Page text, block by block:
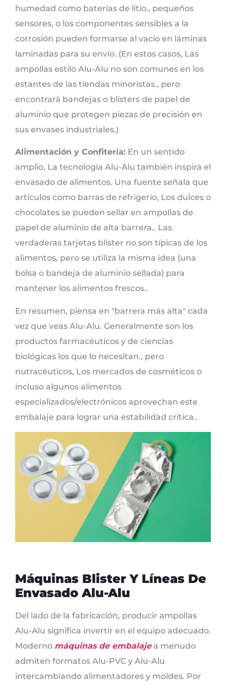
humedad como baterías de litio., pequeños
sensores, o los componentes sensibles a la
corrosión pueden formarse al vacío en láminas
laminadas para su envío. (En estos casos, Las
ampollas estilo Alu-Alu no son comunes en los
estantes de las tiendas minoristas., pero
encontrará bandejas o blísters de papel de
aluminio que protegen piezas de precisión en
sus envases industriales.)
Alimentación y Confitería: En un sentido
amplio, La tecnología Alu-Alu también inspira el
envasado de alimentos. Una fuente señala que
artículos como barras de refrigerio, Los dulces o
chocolates se pueden sellar en ampollas de
papel de aluminio de alta barrera.. Las
verdaderas tarjetas blíster no son típicas de los
alimentos, pero se utiliza la misma idea (una
bolsa o bandeja de aluminio sellada) para
mantener los alimentos frescos..
En resumen, piensa en "barrera más alta" cada
vez que veas Alu-Alu. Generalmente son los
productos farmacéuticos y de ciencias
biológicas los que lo necesitan., pero
nutracéuticos, Los mercados de cosméticos o
incluso algunos alimentos
especializados/electrónicos aprovechan este
embalaje para lograr una estabilidad crítica..
Máquinas Blister Y Líneas De
Envasado Alu-Alu
Del lado de la fabricación, producir ampollas
Alu-Alu significa invertir en el equipo adecuado.
Moderno máquinas de embalajea menudo
admiten formatos Alu-PVC y Alu-Alu
intercambiando alimentadores y moldes. Por